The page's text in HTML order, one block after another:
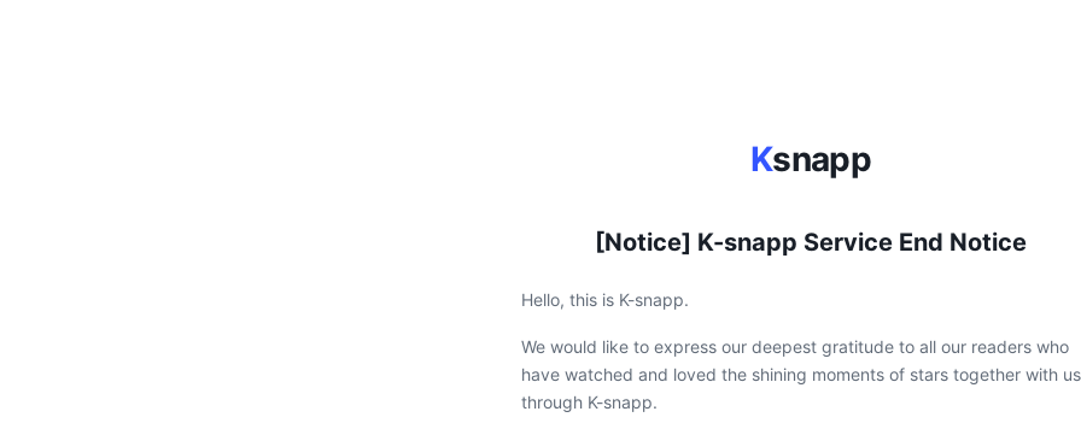
Ksnapp
[Notice] K-snapp Service End Notice
Hello, this is K-snapp.
We would like to express our deepest gratitude to all our readers who
have watched and loved the shining moments of stars together with us
through K-snapp.